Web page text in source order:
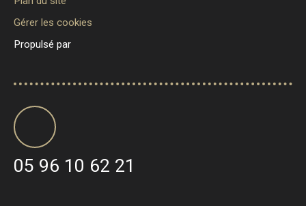
Gérer les cookies
Propulsé par
05 96 10 62 21